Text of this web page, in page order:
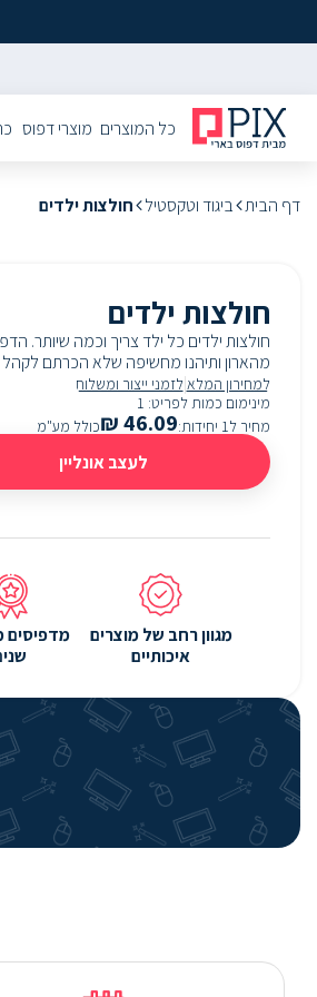
כל המוצרים מוצרי דפוס
דף הבית ביגוד וטקסטיל חולצות ילדים
חולצות ילדים
חולצות ילדים כל ילד צריך וכמה שיותר.
מהארון ותיהנו מחשיפה שלא הכרתם לקהל
למחירון המלא|לזמני ייצור ומשלוח
מינימום כמות לפריט:
1
מחיר ל1 יחידות
:
46.09
₪כולל מע"מ
לעצב אונליין
מגוון רחב של מוצרים
איכותיים